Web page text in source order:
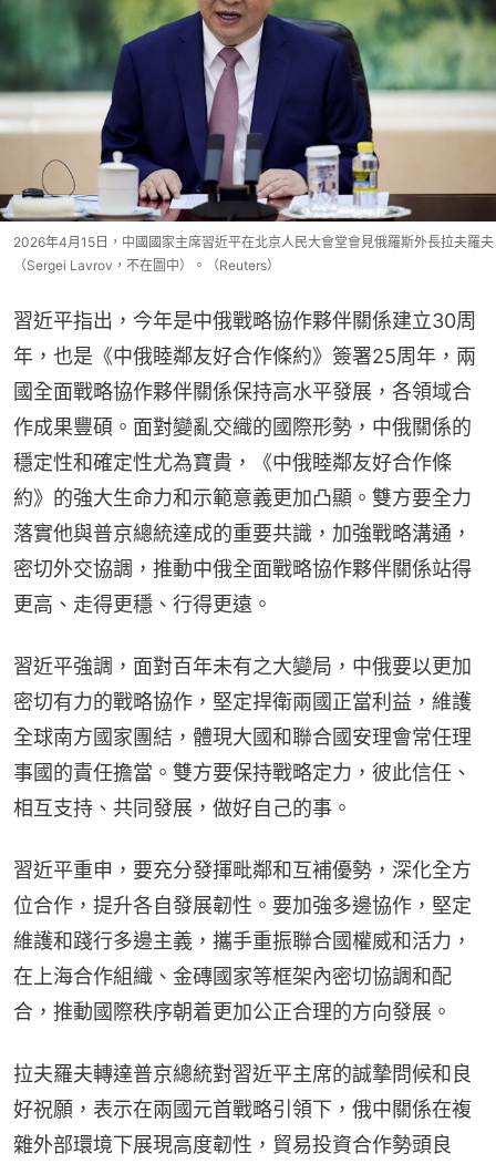
2026年4月15日，中國國家主席習近平在北京人民大會堂會見俄羅斯外長拉夫羅夫
（Sergei Lavrov，不在圖中）。（Reuters）
習近平指出，今年是中俄戰略協作夥伴關係建立30周
年，也是《中俄睦鄰友好合作條約》簽署25周年，兩
國全面戰略協作夥伴關係保持高水平發展，各領域合
作成果豐碩。面對變亂交織的國際形勢，中俄關係的
穩定性和確定性尤為寶貴，《中俄睦鄰友好合作條
約》的強大生命力和示範意義更加凸顯。雙方要全力
落實他與普京總統達成的重要共識，加強戰略溝通，
密切外交協調，推動中俄全面戰略協作夥伴關係站得
更高、走得更穩、行得更遠。
習近平強調，面對百年未有之大變局，中俄要以更加
密切有力的戰略協作，堅定捍衛兩國正當利益，維護
全球南方國家團結，體現大國和聯合國安理會常任理
事國的責任擔當。雙方要保持戰略定力，彼此信任、
相互支持、共同發展，做好自己的事。
習近平重申，要充分發揮毗鄰和互補優勢，深化全方
位合作，提升各自發展韌性。要加強多邊協作，堅定
維護和踐行多邊主義，攜手重振聯合國權威和活力，
在上海合作組織、金磚國家等框架內密切協調和配
合，推動國際秩序朝着更加公正合理的方向發展。
拉夫羅夫轉達普京總統對習近平主席的誠摯問候和良
好祝願，表示在兩國元首戰略引領下，俄中關係在複
雜外部環境下展現高度韌性，貿易投資合作勢頭良